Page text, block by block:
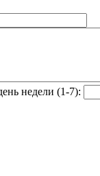
недели (1-7):